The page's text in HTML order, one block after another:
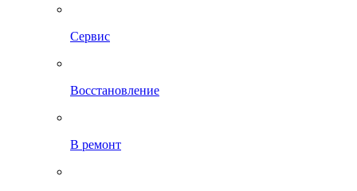
Сервис
Восстановление
В ремонт